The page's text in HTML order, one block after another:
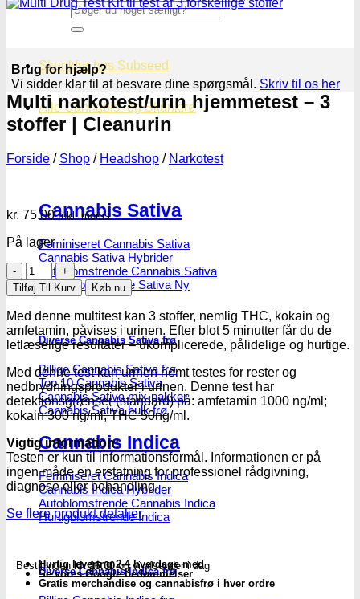
Søg
efter:
Skunkfrø hos Subseed
Alle Cannabis -og Skunkfrø
Cannabis Sativa
Feminiseret Cannabis Sativa
Cannabis Sativa Hybrider
Autoblomstrende Cannabis Sativa
Hurtigblomstrende Sativa
Diverse Cannabis Sativa frø
Billige Cannabis Sativa frø
Top 10 Cannabis Sativa
Cannabis Sativa mix-pakker
Cannabis Sativa bulk frø
Cannabis Indica
Feminiseret Cannabis Indica
Cannabis Indica Hybrider
Autoblomstrende Cannabis Indica
Hurtigblomstrende Indica
Diverse Cannabis Indica frø
Brug for hjælp?
Vi sidder klar til at besvare dine spørgsmål. Skriv til os her
Multi narkotest/urin hjemmetest – 3
stoffer | Cleanurin
Forside / Shop / Headshop / Narkotest
kr. 75.00 Inkl. moms
På lager
Multi
narkotest/urin
hjemmetest
-
3
stoffer
Cleanurin
antal
Tilføj Til Kurv Køb nu
Med denne multitest kan 3 stoffer, nemlig THC, kokain og
amfetamin, påvises i urinen. Efter blot 5 minutter får du de
letlæselige resultater – ukomplicerede, pålidelige og hurtige.
Med denne test kan urinen nemt testes for rester og
nedbrydningsprodukter i urinen. Denne test har
detektionsgrænser (standard) på: amfetamin 1000 ng/ml;
kokain 300 ng/ml; THC 50ng/ml.
Vigtig information:
Testen er kun til informationsformål. Informationen er på
ingen måde en erstatning for professionel rådgivning,
diagnose eller behandling.
Se flere produkt detaljer
Bestil indenkl. 16.00og vi afsender i dag
Hurtig levering 2-4 hverdage med
Se vores Google bedømmelser
Gratis merchandise og cannabisfrø i hver ordre